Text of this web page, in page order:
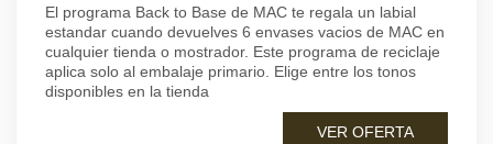
El programa Back to Base de MAC te regala un labial
estandar cuando devuelves 6 envases vacios de MAC en
cualquier tienda o mostrador. Este programa de reciclaje
aplica solo al embalaje primario. Elige entre los tonos
disponibles en la tienda
VER OFERTA